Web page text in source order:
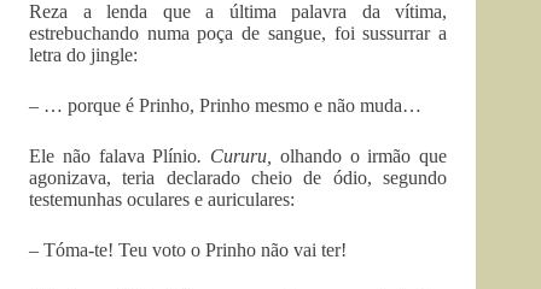
Reza a lenda que a última palavra da vítima,
estrebuchando numa poça de sangue, foi sussurrar a
letra do jingle:
– … porque é Prinho, Prinho mesmo e não muda…
Ele não falava Plínio. Cururu,
olhando o irmão que
agonizava, teria declarado cheio de ódio, segundo
testemunhas oculares e auriculares:
– Tóma-te! Teu voto o Prinho não vai ter!